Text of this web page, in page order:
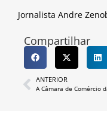
Jornalista Andre
Compartilhar
ANTERIOR